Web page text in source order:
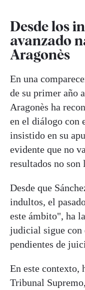
Desde los
avanzado
Aragonès
En una
de su primer año
Aragonès ha
en el diálogo con
insistido en su
evidente que no
resultados no son
Desde que
indultos, el
este ámbito", ha
judicial sigue
pendientes de
En este contexto,
Tribunal